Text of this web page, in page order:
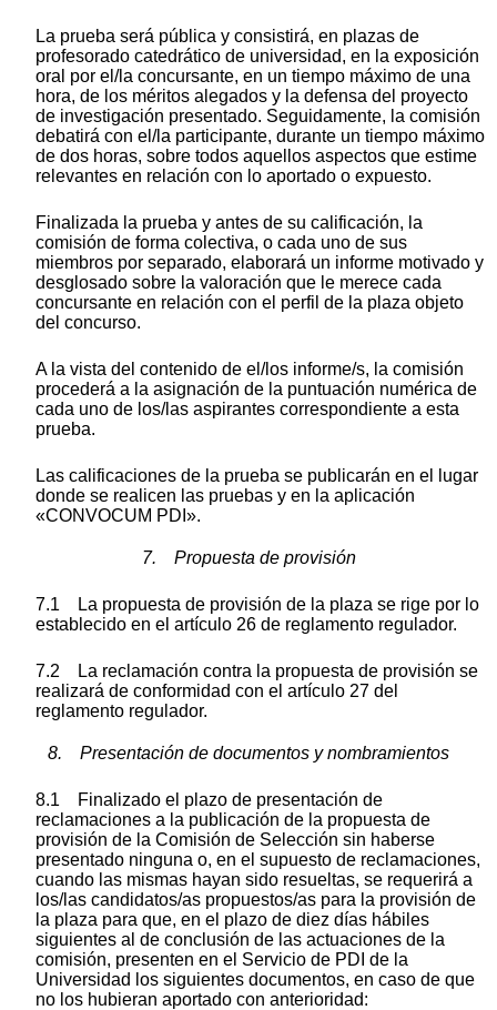
La prueba será pública y consistirá, en plazas de
profesorado catedrático de universidad, en la exposición
oral por el/la concursante, en un tiempo máximo de una
hora, de los méritos alegados y la defensa del proyecto
de investigación presentado. Seguidamente, la comisión
debatirá con el/la participante, durante un tiempo máximo
de dos horas, sobre todos aquellos aspectos que estime
relevantes en relación con lo aportado o expuesto.
Finalizada la prueba y antes de su calificación, la
comisión de forma colectiva, o cada uno de sus
miembros por separado, elaborará un informe motivado y
desglosado sobre la valoración que le merece cada
concursante en relación con el perfil de la plaza objeto
del concurso.
A la vista del contenido de el/los informe/s, la comisión
procederá a la asignación de la puntuación numérica de
cada uno de los/las aspirantes correspondiente a esta
prueba.
Las calificaciones de la prueba se publicarán en el lugar
donde se realicen las pruebas y en la aplicación
«CONVOCUM PDI».
7. Propuesta de provisión
7.1 La propuesta de provisión de la plaza se rige por lo
establecido en el artículo 26 de reglamento regulador.
7.2 La reclamación contra la propuesta de provisión se
realizará de conformidad con el artículo 27 del
reglamento regulador.
8. Presentación de documentos y nombramientos
8.1 Finalizado el plazo de presentación de
reclamaciones a la publicación de la propuesta de
provisión de la Comisión de Selección sin haberse
presentado ninguna o, en el supuesto de reclamaciones,
cuando las mismas hayan sido resueltas, se requerirá a
los/las candidatos/as propuestos/as para la provisión de
la plaza para que, en el plazo de diez días hábiles
siguientes al de conclusión de las actuaciones de la
comisión, presenten en el Servicio de PDI de la
Universidad los siguientes documentos, en caso de que
no los hubieran aportado con anterioridad: